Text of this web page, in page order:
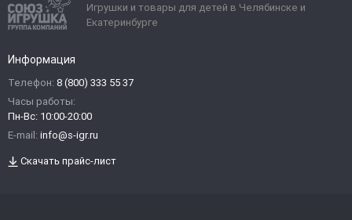
Игрушки и товары для детей в Челябинске и
Екатеринбурге
Информация
Телефон: 8 (800) 333 55 37
Часы работы:
Пн-Вс: 10:00-20:00
E-mail: info@s-igr.ru
Скачать прайс-лист